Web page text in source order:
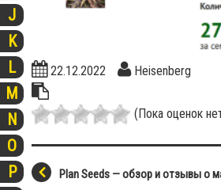
J
K
L
M
N
O
P
22.12.2022
Heisenberg
(Пока оценок
Plan Seeds — обзор и отзывы о